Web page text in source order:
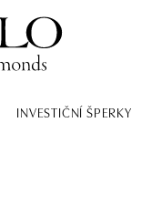
INVESTIČNÍ ŠPERKY